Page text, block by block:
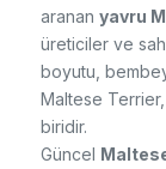
aranan yavru
üreticiler ve
boyutu,
Maltese
biridir.
Güncel